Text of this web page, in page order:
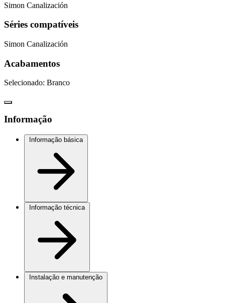
Simon Canalización
Séries compatíveis
Simon Canalización
Acabamentos
Selecionado: Branco
Informação